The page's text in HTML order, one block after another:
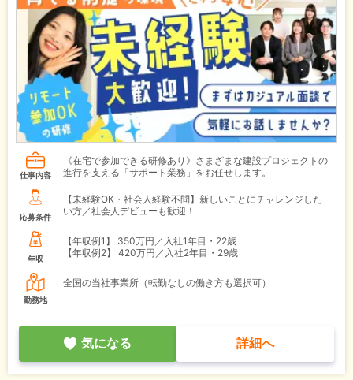
仕事内容
《在宅で参加できる研修あり》さまざまな建設プロジェクトの
進行を支える「サポート業務」をお任せします。
応募条件
【未経験OK・社会人経験不問】新しいことにチャレンジした
い方／社会人デビューも歓迎！
年収
【年収例1】
350万円／入社1年目・22歳
【年収例2】
420万円／入社2年目・29歳
勤務地
全国の当社事業所（転勤なしの働き方も選択可）
気になる 詳細へ